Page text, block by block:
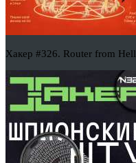
Хакер #326. Router from Hell